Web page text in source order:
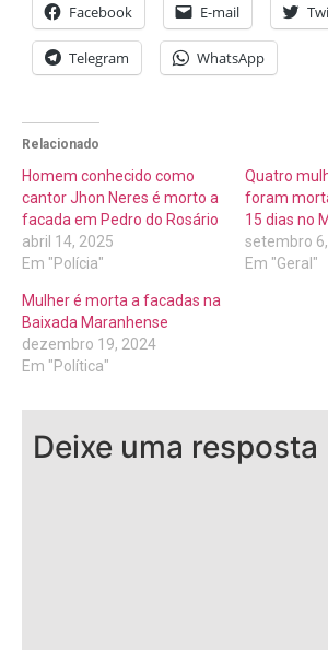
Facebook E-mail
Telegram WhatsApp
Relacionado
Homem conhecido como
cantor Jhon Neres é morto a
facada em Pedro do Rosário
abril 14, 2025
Em "Polícia"
Quatro
foram
15 dias no
setembro
Em "Geral"
Mulher é morta a facadas na
Baixada Maranhense
dezembro 19, 2024
Em "Política"
Deixe uma resposta